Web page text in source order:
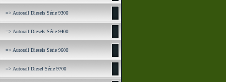
=> Autorail Diesels Série 9300
=> Autorail Diesels Série 9400
=> Autorail Diesels Série 9600
=> Autorail Diesel Série 9700